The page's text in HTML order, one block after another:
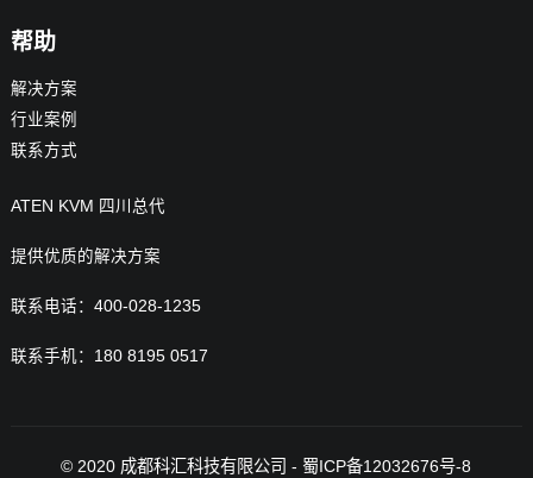
帮助
解决方案
行业案例
联系方式
ATEN KVM 四川总代
提供优质的解决方案
联系电话：400-028-1235
联系手机：180 8195 0517
© 2020 成都科汇科技有限公司 - 蜀ICP备12032676号-8